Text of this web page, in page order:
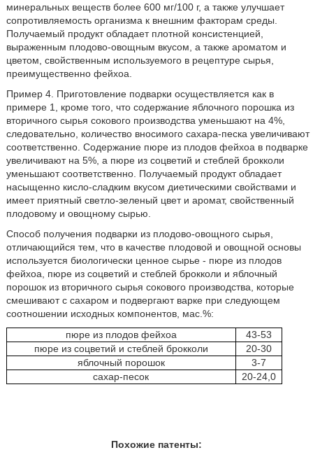
минеральных веществ более 600 мг/100 г, а также улучшает
сопротивляемость организма к внешним факторам среды.
Получаемый продукт обладает плотной консистенцией,
выраженным плодово-овощным вкусом, а также ароматом и
цветом, свойственным используемого в рецептуре сырья,
преимущественно фейхоа.
Пример 4. Приготовление подварки осуществляется как в
примере 1, кроме того, что содержание яблочного порошка из
вторичного сырья сокового производства уменьшают на 4%,
следовательно, количество вносимого сахара-песка увеличивают
соответственно. Содержание пюре из плодов фейхоа в подварке
увеличивают на 5%, а пюре из соцветий и стеблей брокколи
уменьшают соответственно. Получаемый продукт обладает
насыщенно кисло-сладким вкусом диетическими свойствами и
имеет приятный светло-зеленый цвет и аромат, свойственный
плодовому и овощному сырью.
Способ получения подварки из плодово-овощного сырья,
отличающийся тем, что в качестве плодовой и овощной основы
используется биологически ценное сырье - пюре из плодов
фейхоа, пюре из соцветий и стеблей брокколи и яблочный
порошок из вторичного сырья сокового производства, которые
смешивают с сахаром и подвергают варке при следующем
соотношении исходных компонентов, мас.%:
пюре из плодов фейхоа
43-53
пюре из соцветий и стеблей брокколи
20-30
яблочный порошок
3-7
сахар-песок
20-24,0
Похожие патенты: